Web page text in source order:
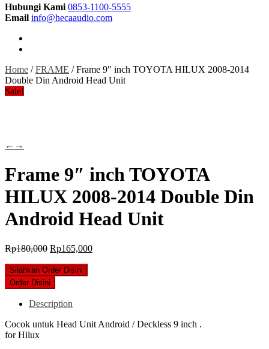
Hubungi Kami 0853-1100-5555
Email info@hecaaudio.com
Home /FRAME / Frame 9″ inch TOYOTA HILUX 2008-2014
Double Din Android Head Unit
Sale!
← →
Frame 9″ inch TOYOTA
HILUX 2008-2014 Double Din
Android Head Unit
Rp180,000 Original
was:
Rp180,000.
Rp165,000Current
Silahkan Order Disini
Order Disini
Description
Cocok untuk Head Unit Android / Deckless 9 inch .
for Hilux